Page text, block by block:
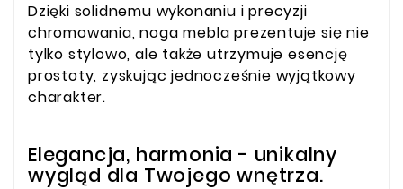
Dzięki solidnemu wykonaniu i precyzji
chromowania, noga mebla prezentuje się nie
tylko stylowo, ale także utrzymuje esencję
prostoty, zyskując jednocześnie wyjątkowy
charakter.
Elegancja, harmonia - unikalny
wygląd dla Twojego wnętrza.